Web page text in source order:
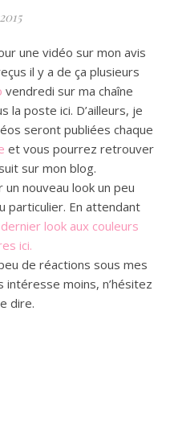
une vidéo sur mon avis
il y a de ça plusieurs
vendredi sur ma chaîne
la poste ici. D’ailleurs, je
seront publiées chaque
et vous pourrez retrouver
sur mon blog.
nouveau look un peu
particulier. En attendant
dernier look aux couleurs
ici.
de réactions sous mes
moins, n’hésitez
dire.